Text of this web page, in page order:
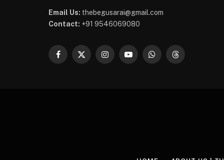
Email Us: thebegusarai@gmail.com
Contact: +91 9546069080
Facebook
X
InstagramYouTubeWhatsAppThreads